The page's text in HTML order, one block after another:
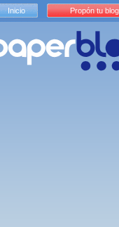
Inicio Propón tu blog